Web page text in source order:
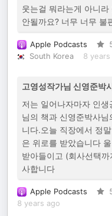
웃는걸 뭐라는게 아니
안될까요? 너무 너무 불
Apple Podcasts
South Korea
8 years
고영성작가님 신영준박
저는 일어나자마자 인
님의 책과 신영준박사
니다.오늘 직장에서 정
은 위로를 받았습니다
받아들이고 (회사선택
사합니다
Apple Podcasts
8 years ago